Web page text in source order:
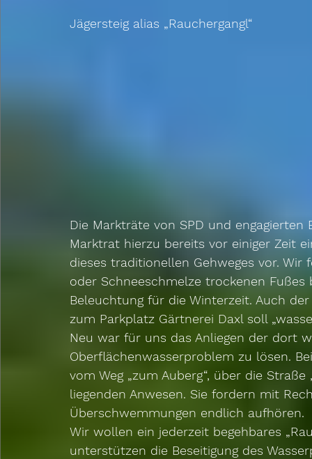
Jägersteig alias „Rauchergangl“
Die Markträte von SPD und
Marktrat hierzu bereits vor einiger Zeit
dieses traditionellen Gehweges vor.
oder Schneeschmelze trockenen
Beleuchtung für die Winterzeit. Auch
zum Parkplatz Gärtnerei Daxl soll
Neu war für uns das Anliegen der dort
Oberflächenwasserproblem zu lösen.
vom Weg „zum Auberg“, über die
liegenden Anwesen. Sie fordern mit
Überschwemmungen endlich aufhören.
Wir wollen ein jederzeit begehbares
unterstützen die Beseitigung des